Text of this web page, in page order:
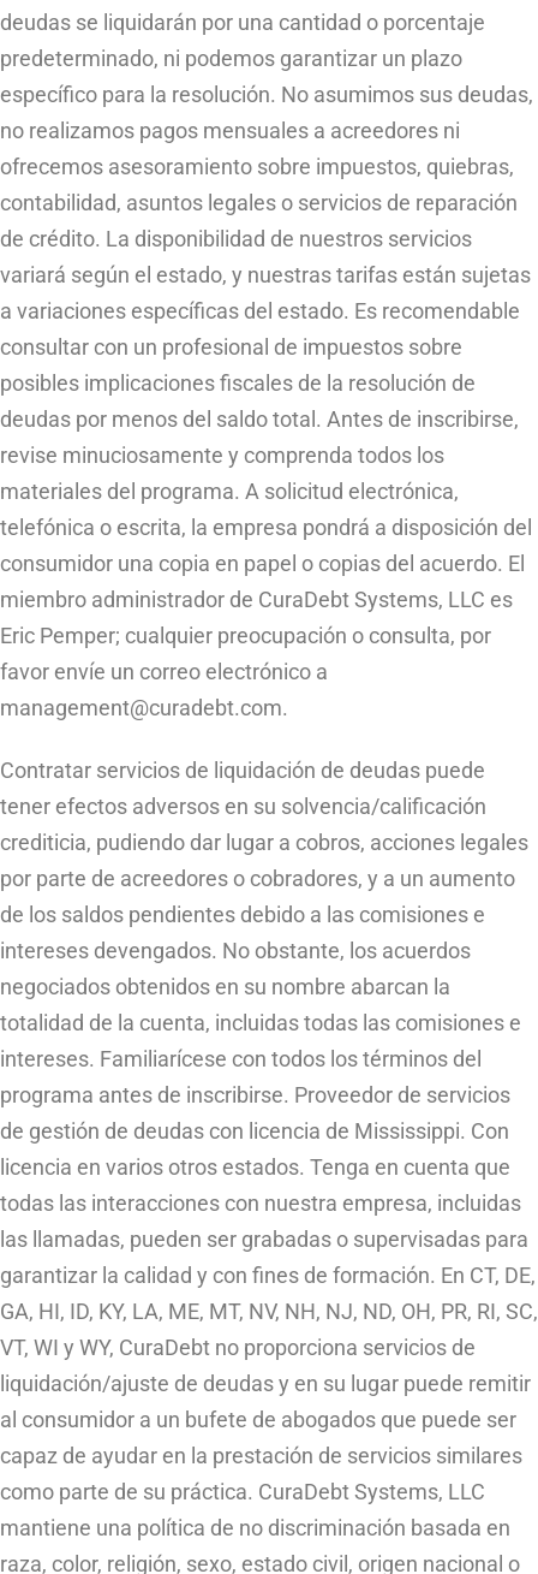
deudas se liquidarán por una cantidad o porcentaje
predeterminado, ni podemos garantizar un plazo
específico para la resolución. No asumimos sus deudas,
no realizamos pagos mensuales a acreedores ni
ofrecemos asesoramiento sobre impuestos, quiebras,
contabilidad, asuntos legales o servicios de reparación
de crédito. La disponibilidad de nuestros servicios
variará según el estado, y nuestras tarifas están sujetas
a variaciones específicas del estado. Es recomendable
consultar con un profesional de impuestos sobre
posibles implicaciones fiscales de la resolución de
deudas por menos del saldo total. Antes de inscribirse,
revise minuciosamente y comprenda todos los
materiales del programa. A solicitud electrónica,
telefónica o escrita, la empresa pondrá a disposición del
consumidor una copia en papel o copias del acuerdo. El
miembro administrador de CuraDebt Systems, LLC es
Eric Pemper; cualquier preocupación o consulta, por
favor envíe un correo electrónico a
management@curadebt.com.
Contratar servicios de liquidación de deudas puede
tener efectos adversos en su solvencia/calificación
crediticia, pudiendo dar lugar a cobros, acciones legales
por parte de acreedores o cobradores, y a un aumento
de los saldos pendientes debido a las comisiones e
intereses devengados. No obstante, los acuerdos
negociados obtenidos en su nombre abarcan la
totalidad de la cuenta, incluidas todas las comisiones e
intereses. Familiarícese con todos los términos del
programa antes de inscribirse. Proveedor de servicios
de gestión de deudas con licencia de Mississippi. Con
licencia en varios otros estados. Tenga en cuenta que
todas las interacciones con nuestra empresa, incluidas
las llamadas, pueden ser grabadas o supervisadas para
garantizar la calidad y con fines de formación. En CT, DE,
GA, HI, ID, KY, LA, ME, MT, NV, NH, NJ, ND, OH, PR, RI, SC,
VT, WI y WY, CuraDebt no proporciona servicios de
liquidación/ajuste de deudas y en su lugar puede remitir
al consumidor a un bufete de abogados que puede ser
capaz de ayudar en la prestación de servicios similares
como parte de su práctica. CuraDebt Systems, LLC
mantiene una política de no discriminación basada en
raza, color, religión, sexo, estado civil, origen nacional o